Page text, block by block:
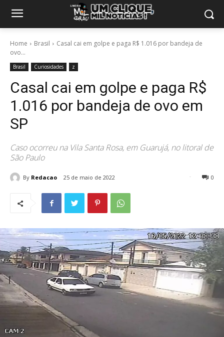
Home Brasil
Casal cai em golpe e paga R$ 1.016 por bandeja de
ovo...
Brasil Curiosidades z
Casal cai em golpe e paga R$
1.016 por bandeja de ovo em
SP
Caso ocorreu na Vila Santa Rosa, em Guarujá, no litoral de
São Paulo
By Redacao 25 de maio de 2022 0